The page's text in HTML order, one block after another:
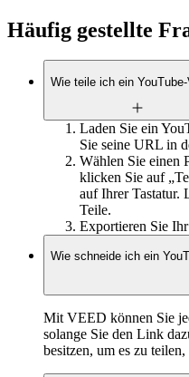
Häufig gestellte
Wie teile ich ein
Laden Sie ein
Sie seine URL in
Wählen Sie einen
klicken Sie auf
auf Ihrer Tastatur.
Teile.
Exportieren Sie
Wie schneide ich ein
Mit VEED können Sie
solange Sie den Link
besitzen, um es zu